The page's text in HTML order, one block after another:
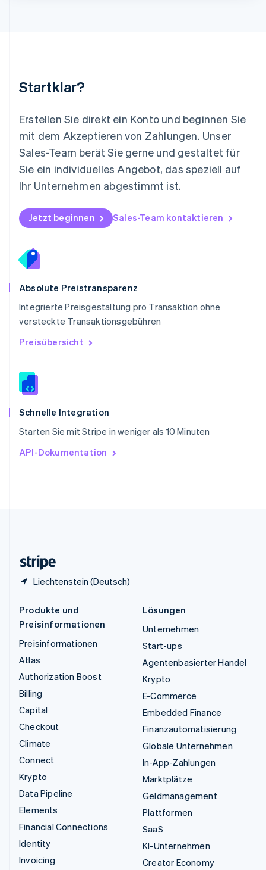
Startklar?
Erstellen Sie direkt ein Konto und beginnen Sie
mit dem Akzeptieren von Zahlungen. Unser
Sales-Team berät Sie gerne und gestaltet für
Sie ein individuelles Angebot, das speziell auf
Ihr Unternehmen abgestimmt ist.
Jetzt beginnen Sales-Team kontaktieren
Absolute Preistransparenz
Integrierte Preisgestaltung pro Transaktion ohne
versteckte Transaktionsgebühren
Preisübersicht
Schnelle Integration
Starten Sie mit Stripe in weniger als 10 Minuten
API-Dokumentation
Liechtenstein (Deutsch)
Nederlands English
Norwegen
Österreich
Polen
English
Portugal
Português English
Rumänien
Schweden
Svenska English
Deutsch
Singapur
English
Slowakei
Slowenien
EnglishItaliano
Sonderverwaltungsregion Hongkong,
Spanien
Thailand
ไทยEnglish
English
English
Produkte und
Preisinformationen
Preisinformationen
Atlas
Authorization Boost
Billing
Capital
Checkout
Climate
Connect
Krypto
Data Pipeline
Elements
Financial Connections
Identity
Invoicing
Lösungen
Unternehmen
Start-ups
Agentenbasierter Handel
Krypto
E-Commerce
Embedded Finance
Finanzautomatisierung
Globale Unternehmen
In-App-Zahlungen
Marktplätze
Geldmanagement
Plattformen
SaaS
KI-Unternehmen
Creator Economy